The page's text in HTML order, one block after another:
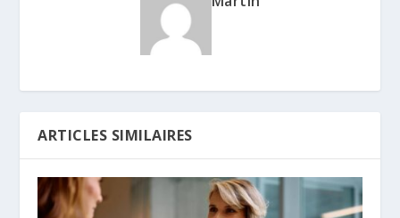
ARTICLES SIMILAIRES